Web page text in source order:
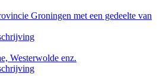
Groningen met een gedeelte van
Westerwolde enz.